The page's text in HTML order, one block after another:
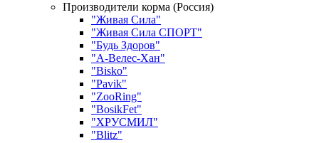
Производители корма (Россия)
"Живая Сила"
"Живая Сила СПОРТ"
"Будь Здоров"
"А-Велес-Хан"
"Bisko"
"Pavik"
"ZooRing"
"BosikFet"
"ХРУСМИЛ"
"Blitz"